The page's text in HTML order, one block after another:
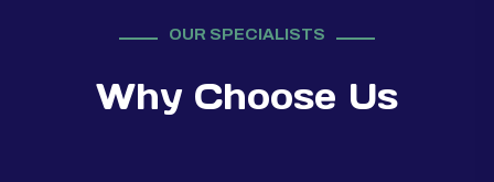
OUR SPECIALISTS
Why Choose Us